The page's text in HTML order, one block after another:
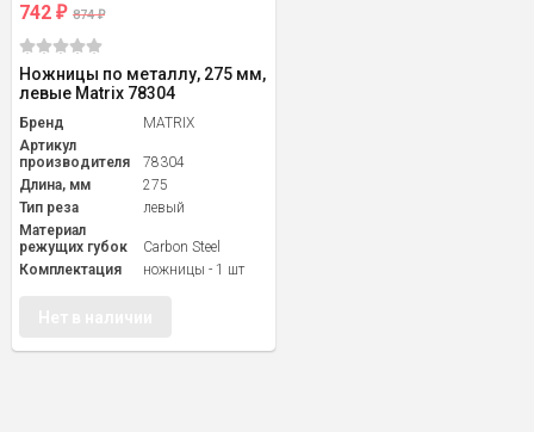
742 ₽ 874₽
Ножницы по металлу, 275 мм,
левые Matrix 78304
Бренд
MATRIX
Артикул
производителя
78304
Длина, мм
275
Тип реза
левый
Материал
режущих губок
Carbon Steel
Комплектация
ножницы - 1 шт